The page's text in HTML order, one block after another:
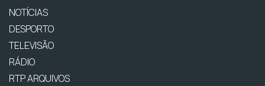
NOTÍCIAS
DESPORTO
TELEVISÃO
RÁDIO
RTP ARQUIVOS